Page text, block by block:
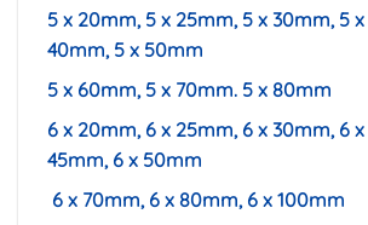
5 x 20mm, 5 x 25mm, 5 x 30mm, 5
40mm, 5 x 50mm
5 x 60mm, 5 x 70mm. 5 x 80mm
6 x 20mm, 6 x 25mm, 6 x 30mm, 6
45mm, 6 x 50mm
6 x 70mm, 6 x 80mm, 6 x 100mm